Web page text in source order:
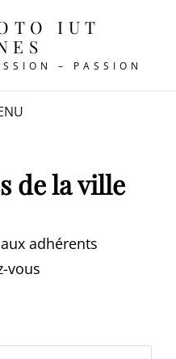
IUT
– PASSION
de la ville
adhérents
vous